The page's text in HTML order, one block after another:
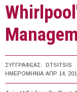
ΣΥΓΓΡΑΦΈΑΣ:
DTSITSIS
ΗΜΕΡΟΜΗΝΊΑ:ΑΠΡ 14,